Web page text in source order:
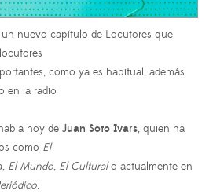
nuevo capítulo de Locutores que
como ya es habitual, además
en la radio
hoy de Juan Soto Ivars, quien ha
como El
El Mundo, El Culturalo actualmente en
.